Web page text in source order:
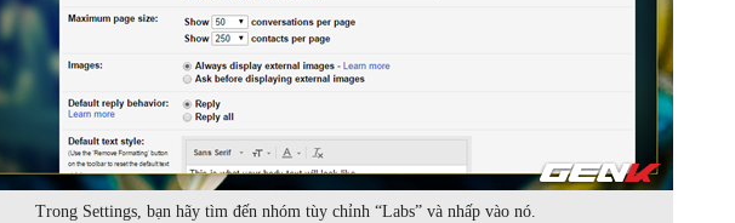
Trong Settings, bạn hãy tìm đến nhóm tùy chỉnh “Labs” và nhấp vào nó.